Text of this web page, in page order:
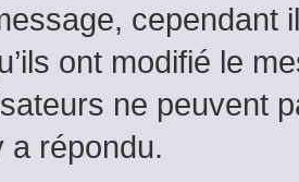
cependant
ont modifié le
ne peuvent
a répondu.